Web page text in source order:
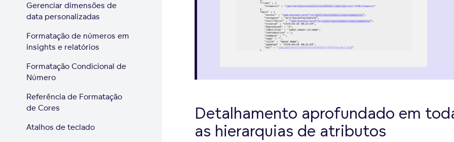
Gerenciar dimensões de
data personalizadas
Formatação de números em
insights e relatórios
Formatação Condicional de
Número
Referência de Formatação
de Cores
Atalhos de teclado
Detalhamento aprofundado em
as hierarquias de atributos